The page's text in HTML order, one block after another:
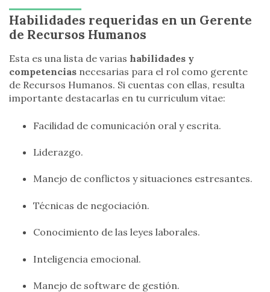
Habilidades requeridas en un Gerente
de Recursos Humanos
Esta es una lista de varias habilidades y
competencias necesarias para el rol como gerente
de Recursos Humanos. Si cuentas con ellas, resulta
importante destacarlas en tu curriculum vitae:
Facilidad de comunicación oral y escrita.
Liderazgo.
Manejo de conflictos y situaciones estresantes.
Técnicas de negociación.
Conocimiento de las leyes laborales.
Inteligencia emocional.
Manejo de software de gestión.